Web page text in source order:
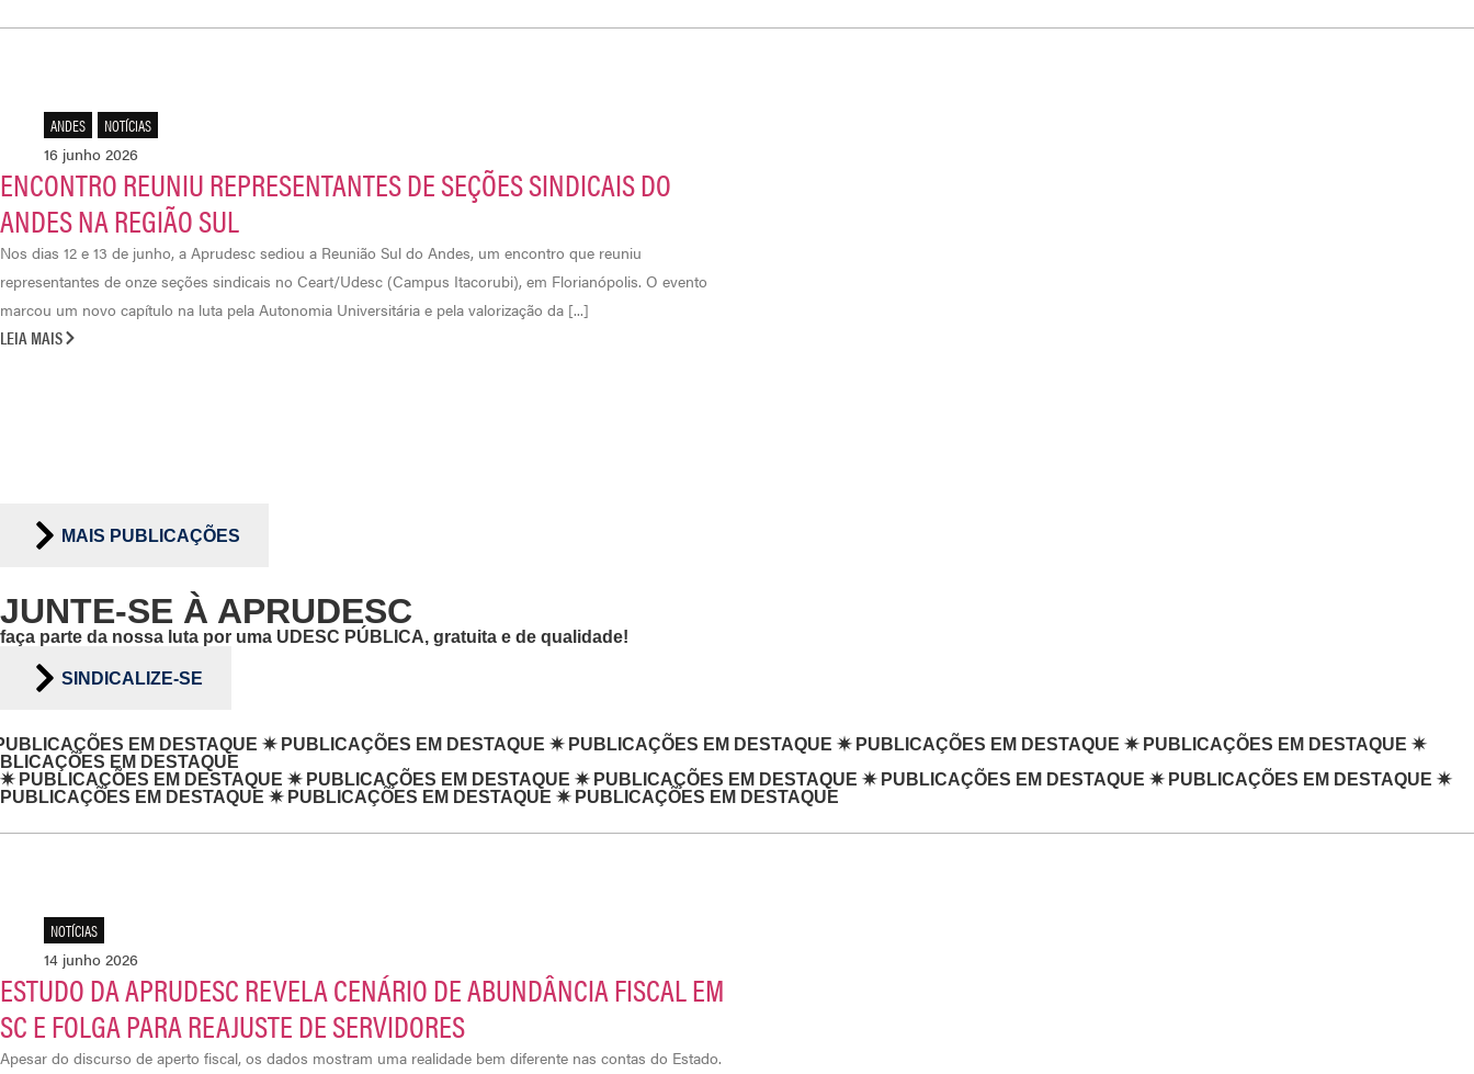
ANDES
NOTÍCIAS
16 junho 2026
ENCONTRO REUNIU REPRESENTANTES DE SEÇÕES SINDICAIS DO
ANDES NA REGIÃO SUL
Nos dias 12 e 13 de junho, a Aprudesc sediou a Reunião Sul do Andes, um encontro que reuniu
representantes de onze seções sindicais no Ceart/Udesc (Campus Itacorubi), em Florianópolis. O evento
marcou um novo capítulo na luta pela Autonomia Universitária e pela valorização da [...]
LEIA MAIS
MAIS PUBLICAÇÕES
JUNTE-SE À APRUDESC
faça parte da nossa luta por uma UDESC PÚBLICA, gratuita e de qualidade!
SINDICALIZE-SE
EM DESTAQUE✷ PUBLICAÇÕES EM DESTAQUE✷ PUBLICAÇÕES EM DESTAQUE✷ PUBLICAÇÕES EM DESTAQUE✷ PUBLICAÇÕES EM DESTAQUE✷
EM DESTAQUE
✷ PUBLICAÇÕES EM DESTAQUE ✷ PUBLICAÇÕES EM DESTAQUE ✷ PUBLICAÇÕES EM DESTAQUE ✷ PUBLICAÇÕES EM DESTAQUE ✷ PUBLICAÇÕES EM DESTAQUE ✷
PUBLICAÇÕES EM DESTAQUE ✷ PUBLICAÇÕES EM DESTAQUE ✷ PUBLICAÇÕES EM DESTAQUE
NOTÍCIAS
14 junho 2026
ESTUDO DA APRUDESC REVELA CENÁRIO DE ABUNDÂNCIA FISCAL EM
SC E FOLGA PARA REAJUSTE DE SERVIDORES
Apesar do discurso de aperto fiscal, os dados mostram uma realidade bem diferente nas contas do Estado.